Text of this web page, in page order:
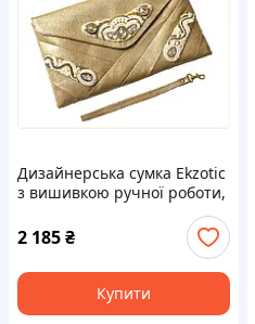
Дизайнерська сумка Ekzotic
з вишивкою ручної роботи,
2 185₴
Купити